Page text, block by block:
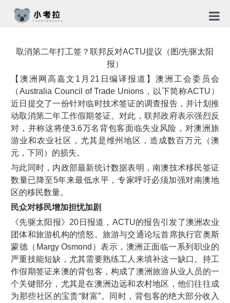
关于
新闻
免责
合作
取消第二年打工签？联邦反对ACTU提议（图/先驱太阳
报）
【澳洲网高嘉文1月21日编译报道】澳洲工会委员会
（Australia Council of Trade Unions，以下简称ACTU）
近日提交了一份针对临时技术签证的调查报告，并计划推
动取消第二年工作假期签证。对此，联邦政府表示强烈反
对，并称这将使3.6万名背包客面临失业风险，对澳洲旅
游业和农业社区，尤其是维州地区，造成数百万元（澳
元，下同）的损失。
与此同时，内政部最新统计数据表明，南澳技术移民签证
数量已降至5年来最低水平，专家呼吁必须加强对南澳地
区的移民数量。
民众对移民增加担忧加剧
《先驱太阳报》20日报道，ACTU的报告引发了澳洲农业
团体和旅游机构的愤怒。旅游与交通论坛首席执行官奥斯
蒙德（Margy Osmond）表示，澳洲正面临一系列职业的
严重技能短缺，尤其需要熟练工人来填补这一缺口。持工
作假期签证来澳的背包客，构成了澳洲旅游从业人员的一
个关键部分，尤其是在澳洲边远和农村地区，他们往往成
为那些社区的宝贵“财富”。同时，背包客的绝大部分收入